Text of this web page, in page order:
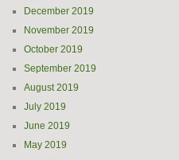
December 2019
November 2019
October 2019
September 2019
August 2019
July 2019
June 2019
May 2019